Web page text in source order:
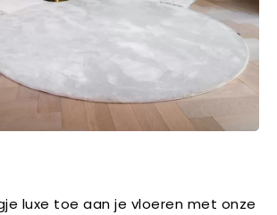
luxe toe aan je vloeren met onze